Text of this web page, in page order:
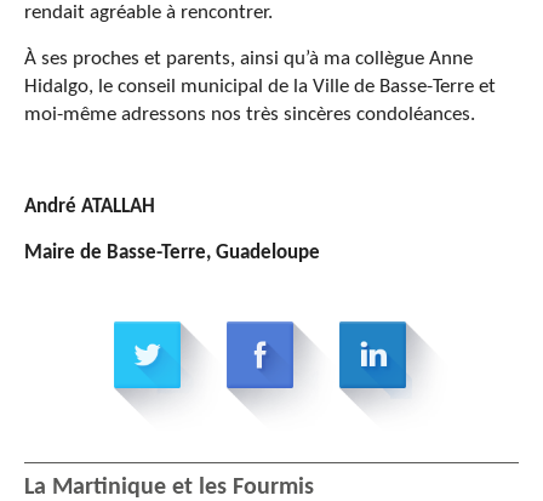
rendait agréable à rencontrer.
À ses proches et parents, ainsi qu’à ma collègue Anne
Hidalgo, le conseil municipal de la Ville de Basse-Terre et
moi-même adressons nos très sincères condoléances.
André ATALLAH
Maire de Basse-Terre, Guadeloupe
La Martinique et les Fourmis